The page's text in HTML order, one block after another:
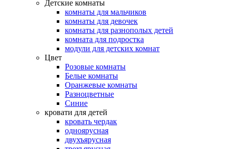
Детские комнаты
комнаты для мальчиков
комнаты для девочек
комнаты для разнополых детей
комната для подростка
модули для детских комнат
Цвет
Розовые комнаты
Белые комнаты
Оранжевые комнаты
Разноцветные
Синие
кровати для детей
кровать чердак
одноярусная
двухъярусная